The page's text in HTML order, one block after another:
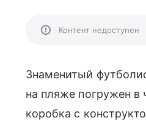
Контент недоступен
Знаменитый
на пляже погружен
коробка с